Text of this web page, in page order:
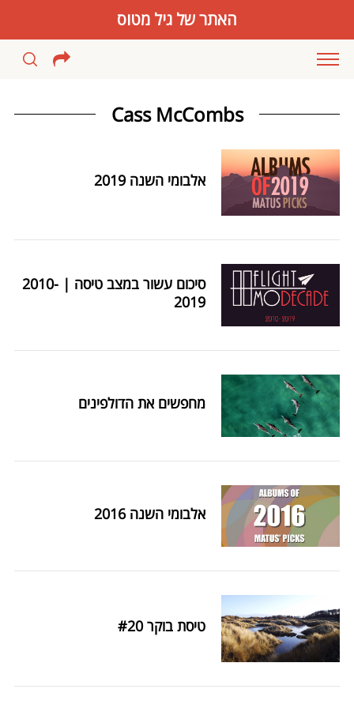
Cass McCombs
אלבומי השנה 2019
סיכום עשור במצב טיסה | 2010-
2019
מחפשים את הדולפינים
אלבומי השנה 2016
טיסת בוקר #20
e
a
r
c
h
o
האתר של גיל מטוס